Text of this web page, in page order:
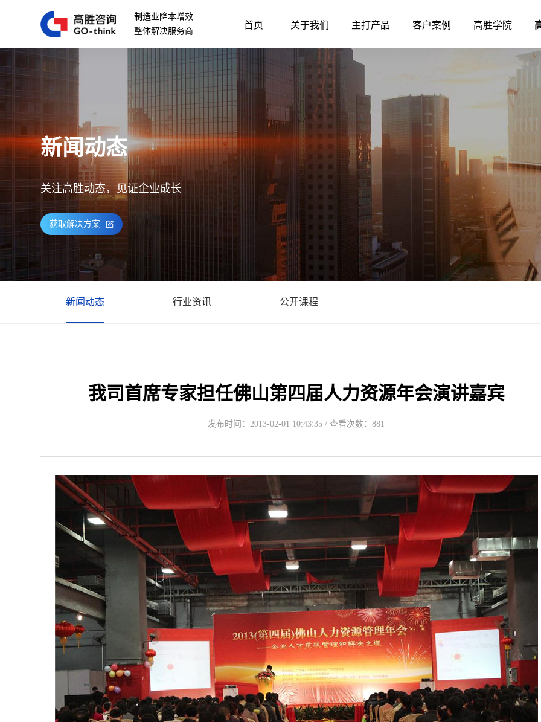
制造业降本增效
整体解决服务商
首页 关于我们 主打产品 客户案例 高胜学院
新闻动态
关注高胜动态，见证企业成长
获取解决方案
新闻动态 行业资讯 公开课程
我司首席专家担任佛山第四届人力资源年会演讲嘉宾
发布时间：2013-02-01 10:43:35 / 查看次数：881